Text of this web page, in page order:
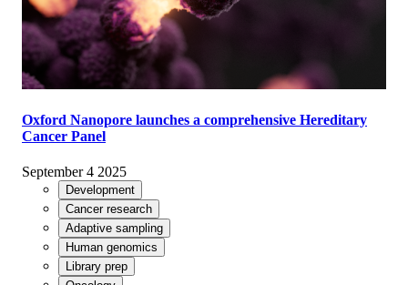
Oxford Nanopore launches a comprehensive Hereditary
Cancer Panel
September 4 2025
Development
Cancer research
Adaptive sampling
Human genomics
Library prep